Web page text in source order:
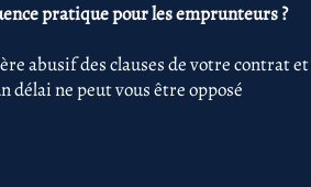
pratique pour les emprunteurs ?
abusif des clauses de votre contrat
délai ne peut vous être opposé